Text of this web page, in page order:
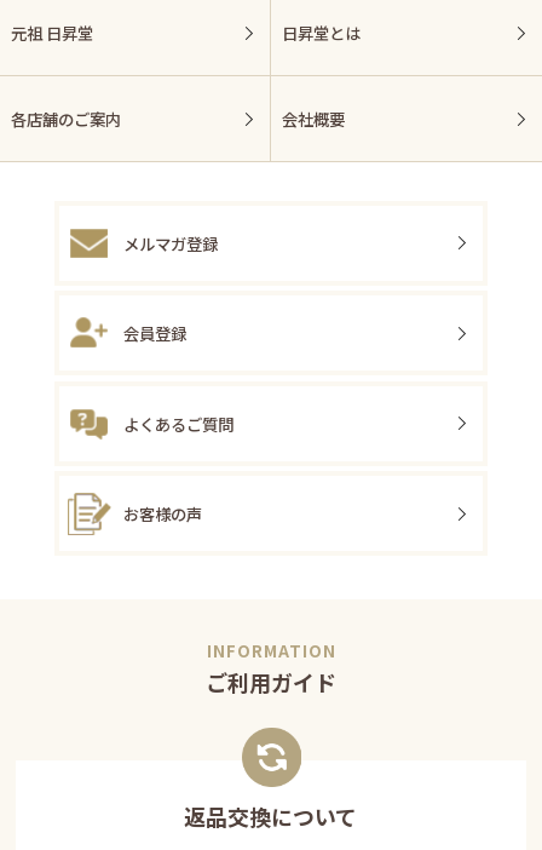
元祖 日昇堂 日昇堂とは
各店舗のご案内 会社概要
メルマガ登録
会員登録
よくあるご質問
お客様の声
ご利用ガイド
返品交換について